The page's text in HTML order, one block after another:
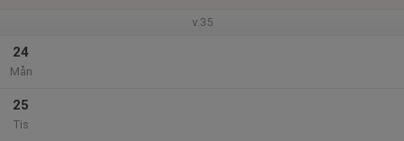
v.35
24
Mån
25
Tis